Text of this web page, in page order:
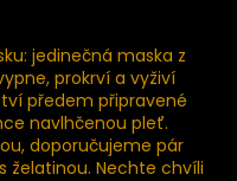
jedinečná maska z
prokrví a vyživí
předem připravené
navlhčenou pleť.
doporučujeme pár
želatinou. Nechte chvíli